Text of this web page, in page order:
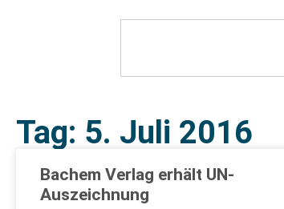
Tag: 5. Juli 2016
Bachem Verlag erhält UN-
Auszeichnung